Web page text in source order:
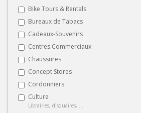
Bike Tours & Rentals
Bureaux de Tabacs
Cadeaux-Souvenirs
Centres Commerciaux
Chaussures
Concept Stores
Cordonniers
Culture
Librairies, disquaires, ...